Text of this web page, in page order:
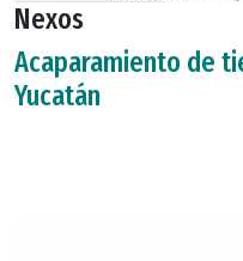
Nexos
Acaparamiento de
Yucatán